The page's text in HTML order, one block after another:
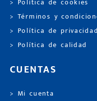
> Términos y
> Política de privacidad
> Política de calidad
CUENTAS
> Mi cuenta